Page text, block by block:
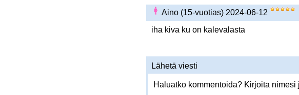
Aino (15-vuotias) 2024-06-12
iha kiva ku on kalevalasta
Lähetä viesti
Haluatko kommentoida? Kirjoita nimesi